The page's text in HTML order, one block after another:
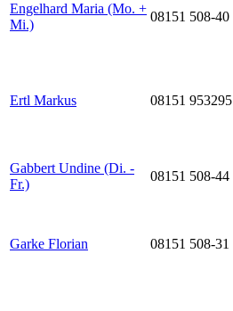
Engelhard Maria (Mo. +
Mi.)
08151 508-40
Ertl Markus 08151 953295
Gabbert Undine (Di. -
Fr.)
08151 508-44
Garke Florian 08151 508-31